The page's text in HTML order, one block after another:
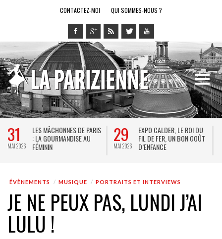
CONTACTEZ-MOI QUI SOMMES-NOUS ?
LES MÂCHONNES DE PARIS
: LA GOURMANDISE AU
FÉMININ
29
EXPO CALDER, LE ROI DU
FIL DE FER, UN BON GOÛT
D’ENFANCE
28
ÉVÈNEMENTS MUSIQUE PORTRAITS ET INTERVIEWS
JE NE PEUX PAS, LUNDI J’AI
LULU !